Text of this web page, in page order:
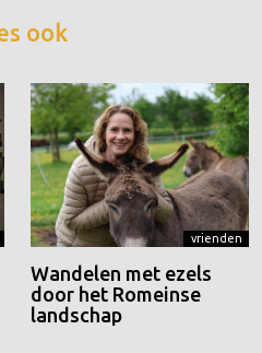
ook
vrienden
Wandelen met ezels
door het Romeinse
landschap